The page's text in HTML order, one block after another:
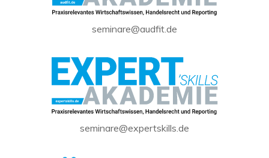
seminare@audfit.de
seminare@expertskills.de